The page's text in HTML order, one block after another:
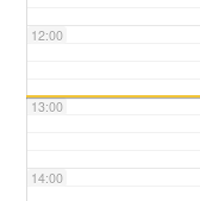
12:00
13:00
14:00